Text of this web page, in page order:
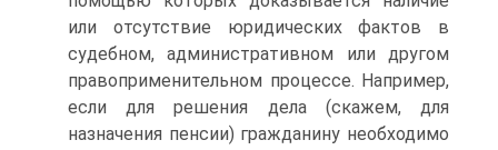
или отсутствие юридических фактов в
судебном, административном или другом
пра­воприменительном процессе. Например,
если для решения дела (ска­жем, для
назначения пенсии) гражданину необходимо